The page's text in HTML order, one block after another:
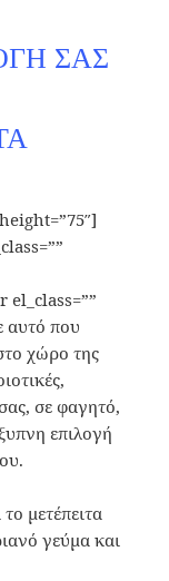
ΣΑΣ
αυτό που
χώρο της
σε φαγητό,
επιλογή
μετέπειτα
γεύμα και